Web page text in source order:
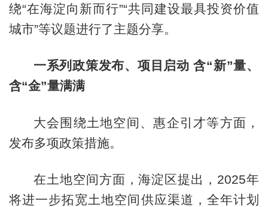
绕“在海淀向新而行”“共同建设最具投资价值
城市”等议题进行了主题分享。
一系列政策发布、项目启动 含“新”量、
含“金”量满满
大会围绕土地空间、惠企引才等方面，
发布多项政策措施。
在土地空间方面，海淀区提出，2025年
将进一步拓宽土地空间供应渠道，全年计划